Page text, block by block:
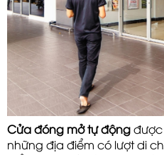
Cửa đóng mở tự động được
những địa điểm có lượt di